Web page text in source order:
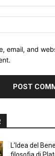
email, and
L’Idea del